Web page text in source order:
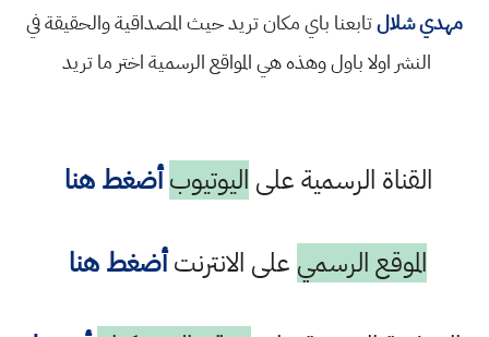
مهدي شلالتابعنا باي مكان تريد حيث المصداقية والحقيقة في
النشر اولا باول وهذه هي المواقع الرسمية اختر ما تريد
القناة الرسمية على اليوتيوب أضغط هنا
الموقع الرسمي على الانترنتأضغط هنا